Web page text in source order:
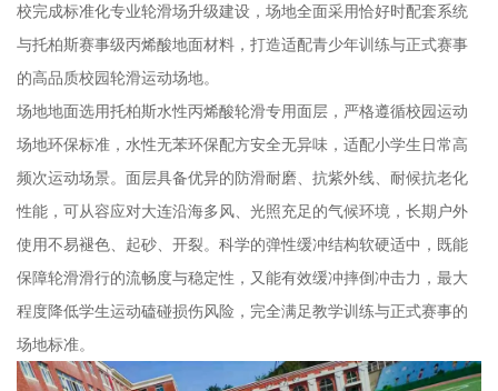
校完成标准化专业轮滑场升级建设，场地全面采用恰好时配套系统
与托柏斯赛事级丙烯酸地面材料，打造适配青少年训练与正式赛事
的高品质校园轮滑运动场地。
场地地面选用托柏斯水性丙烯酸轮滑专用面层，严格遵循校园运动
场地环保标准，水性无苯环保配方安全无异味，适配小学生日常高
频次运动场景。面层具备优异的防滑耐磨、抗紫外线、耐候抗老化
性能，可从容应对大连沿海多风、光照充足的气候环境，长期户外
使用不易褪色、起砂、开裂。科学的弹性缓冲结构软硬适中，既能
保障轮滑滑行的流畅度与稳定性，又能有效缓冲摔倒冲击力，最大
程度降低学生运动磕碰损伤风险，完全满足教学训练与正式赛事的
场地标准。